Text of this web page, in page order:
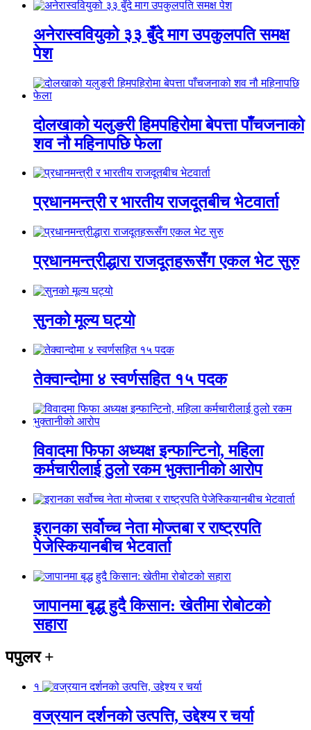
अनेरास्ववियुको ३३ बुँदे माग उपकुलपति समक्ष
पेश
दोलखाको यलुङरी हिमपहिरोमा बेपत्ता पाँचजनाको
शव नौ महिनापछि फेला
प्रधानमन्त्री र भारतीय राजदूतबीच भेटवार्ता
प्रधानमन्त्रीद्धारा राजदूतहरूसँग एकल भेट सुरु
सुनको मूल्य घट्यो
तेक्वान्दोमा ४ स्वर्णसहित १५ पदक
विवादमा फिफा अध्यक्ष इन्फान्टिनो, महिला
कर्मचारीलाई ठुलो रकम भुक्तानीको आरोप
इरानका सर्वोच्च नेता मोज्तबा र राष्ट्रपति
पेजेस्कियानबीच भेटवार्ता
जापानमा बृद्ध हुदै किसान: खेतीमा रोबोटको
सहारा
पपुलर+
१
वज्रयान दर्शनको उत्पत्ति, उद्देश्य र चर्या